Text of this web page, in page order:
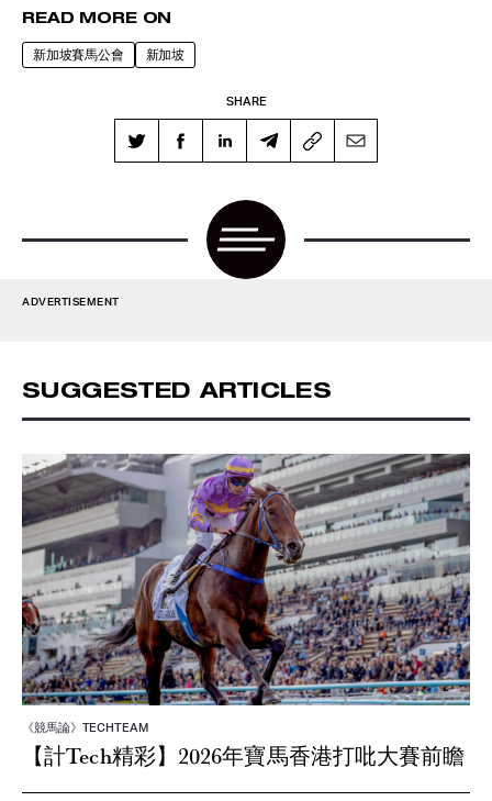
READ MORE ON
新加坡賽馬公會 新加坡
SHARE
ADVERTISEMENT
SUGGESTED ARTICLES
《競馬論》TECHTEAM
【計Tech精彩】2026年寶馬香港打吡大賽前瞻